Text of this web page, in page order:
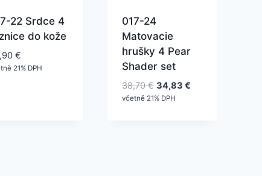
22 Srdce 4
do kože
€
21% DPH
017-24
Matovacie
hrušky 4 Pear
Shader set
38,70€ Pôvodná
cena
34,83 €
včetně 21% DPH